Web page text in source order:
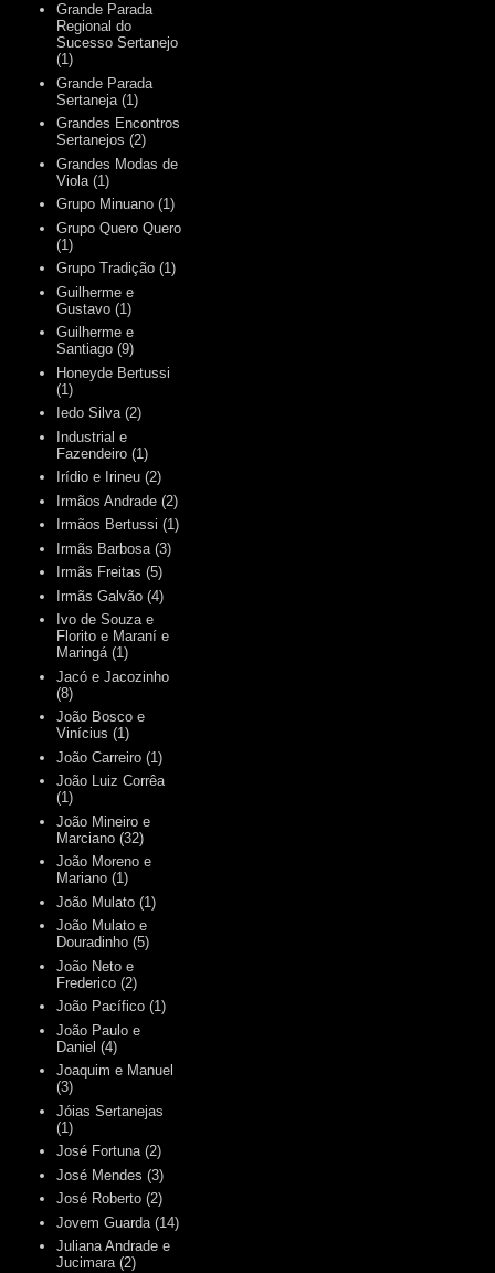
Grande Parada
Regional do
Sucesso Sertanejo
(1)
Grande Parada
Sertaneja (1)
Grandes Encontros
Sertanejos (2)
Grandes Modas de
Viola (1)
Grupo Minuano (1)
Grupo Quero Quero
(1)
Grupo Tradição (1)
Guilherme e
Gustavo (1)
Guilherme e
Santiago (9)
Honeyde Bertussi
(1)
Iedo Silva (2)
Industrial e
Fazendeiro (1)
Irídio e Irineu (2)
Irmãos Andrade (2)
Irmãos Bertussi (1)
Irmãs Barbosa (3)
Irmãs Freitas (5)
Irmãs Galvão (4)
Ivo de Souza e
Florito e Maraní e
Maringá (1)
Jacó e Jacozinho
(8)
João Bosco e
Vinícius (1)
João Carreiro (1)
João Luiz Corrêa
(1)
João Mineiro e
Marciano (32)
João Moreno e
Mariano (1)
João Mulato (1)
João Mulato e
Douradinho (5)
João Neto e
Frederico (2)
João Pacífico (1)
João Paulo e
Daniel (4)
Joaquim e Manuel
(3)
Jóias Sertanejas
(1)
José Fortuna (2)
José Mendes (3)
José Roberto (2)
Jovem Guarda (14)
Juliana Andrade e
Jucimara (2)